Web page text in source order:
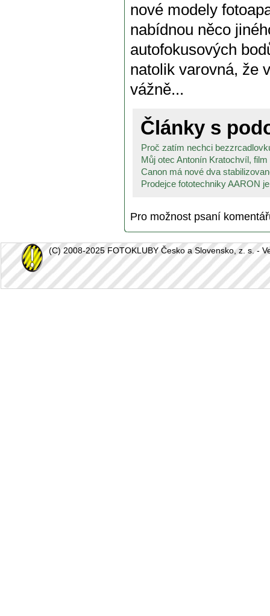
nové modely
nabídnou něco
autofokusových
natolik varovná, že
vážně...
Články s
Proč zatím nechci
Můj otec Antonín Kratochvíl, film
Canon má nové dva
Prodejce fototechniky AARON
Pro možnost psaní
(C) 2008-2025 FOTOKLUBY Česko a Slovensko, z. s. -